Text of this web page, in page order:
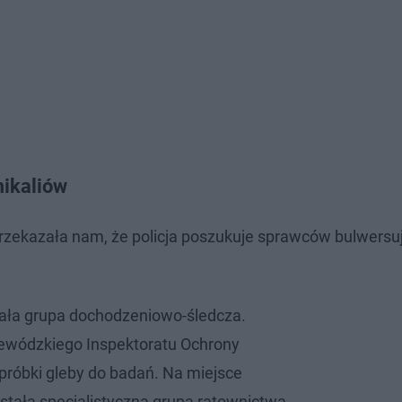
nam, że policja poszukuje sprawców
grupa dochodzeniowo-śledcza.
Inspektoratu Ochrony
gleby do badań. Na miejsce